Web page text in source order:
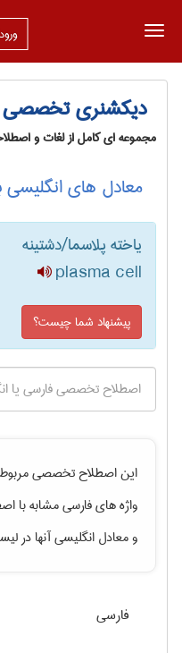
دیکشنری تخصصی
مجموعه ای کامل از لغات و
معادل های انگلیسی
یاخته پلاسما/دشتینه
plasma cell
پیشنهاد شما چیست؟
این اصطلاح تخصصی مربوط
واژه های فارسی مشابه با
و معادل انگلیسی آنها در
فارسی